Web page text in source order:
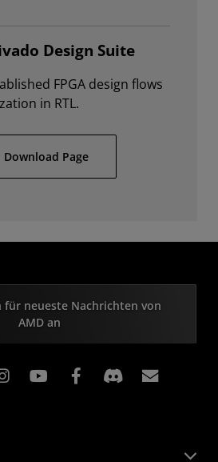
Design Suite
FPGA design flows
in RTL.
Page
für neueste Nachrichten von
AMD an
Instagram Facebook